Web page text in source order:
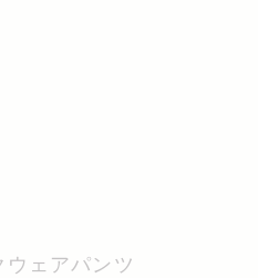
ェアパンツ